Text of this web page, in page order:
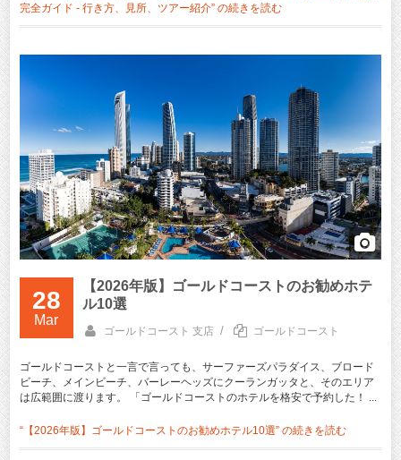
完全ガイド - 行き方、見所、ツアー紹介” の続きを読む
28
Mar
【2026年版】ゴールドコーストのお勧めホテ
ル10選
ゴールドコースト 支店 / ゴールドコースト
ゴールドコーストと一言で言っても、サーファーズパラダイス、ブロード
ビーチ、メインビーチ、バーレーヘッズにクーランガッタと、そのエリア
は広範囲に渡ります。 「ゴールドコーストのホテルを格安で予約した！ ...
“【2026年版】ゴールドコーストのお勧めホテル10選” の続きを読む